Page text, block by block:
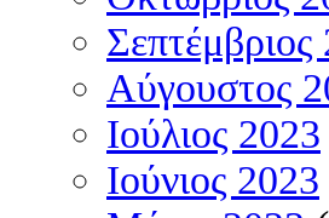
Σεπτέμβριος
Αύγουστος
Ιούλιος 2023
Ιούνιος 2023